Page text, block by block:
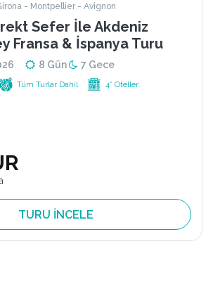
- Montpellier - Avignon
Sefer İle Akdeniz
Fransa & İspanya Turu
8 Gün 7 Gece
Tüm Turlar Dahil 4* Oteller
TURU İNCELE